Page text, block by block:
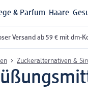
& Parfum Haare
Versand ab 59 € mit dm-
Zuckeralternativen &